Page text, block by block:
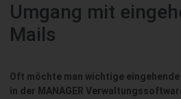
Umgang mit
Mails
Oft möchte man wichtige
in der MANAGER